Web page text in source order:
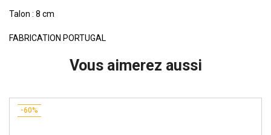
Talon : 8 cm
FABRICATION PORTUGAL
Vous aimerez aussi
-60%